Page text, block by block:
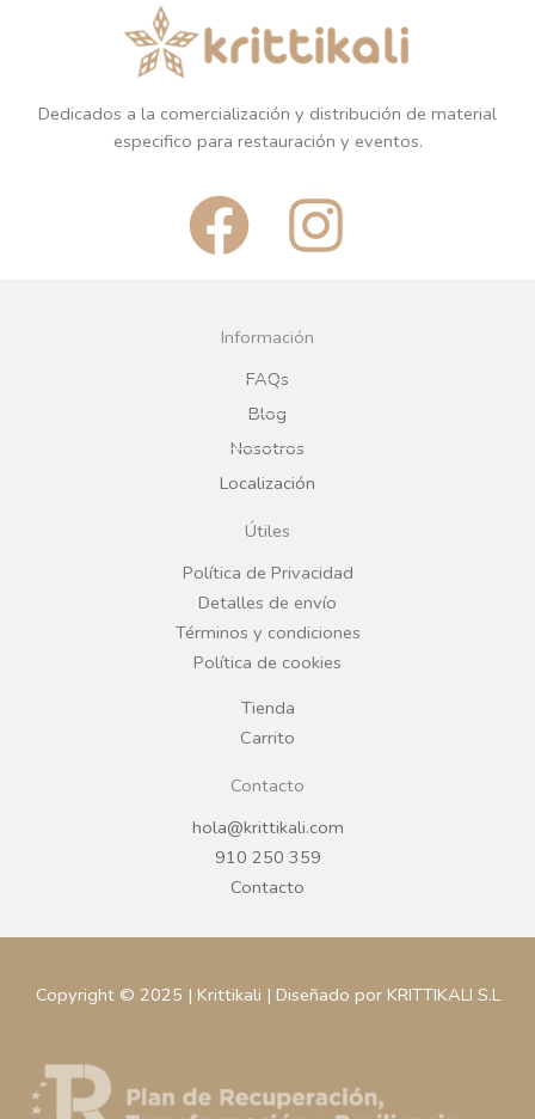
Dedicados a la comercialización y distribución de material
especifico para restauración y eventos.
F
a
c
e
b
o
o
k
I
n
g
r
a
Información
FAQs
Blog
Nosotros
Localización
Útiles
Política de Privacidad
Detalles de envío
Términos y condiciones
Política de cookies
Tienda
Carrito
Contacto
hola@krittikali.com
910 250 359
Contacto
Copyright © 2025 | Krittikali | Diseñado por KRITTIKALI S.L